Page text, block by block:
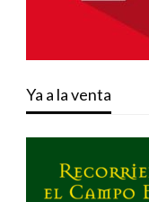
Ya a la venta